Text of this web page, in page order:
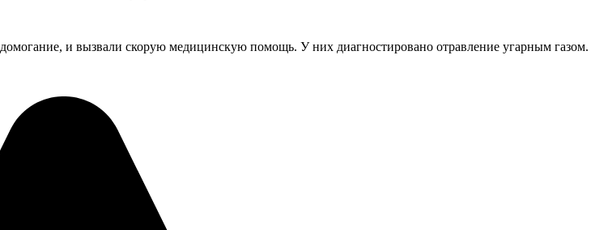
и вызвали скорую медицинскую помощь. У них диагностировано отравление угарным газом.